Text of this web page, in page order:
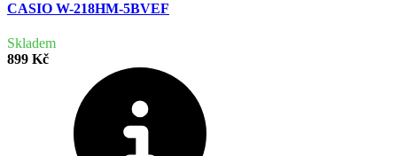
CASIO W-218HM-5BVEF
Skladem
899 Kč